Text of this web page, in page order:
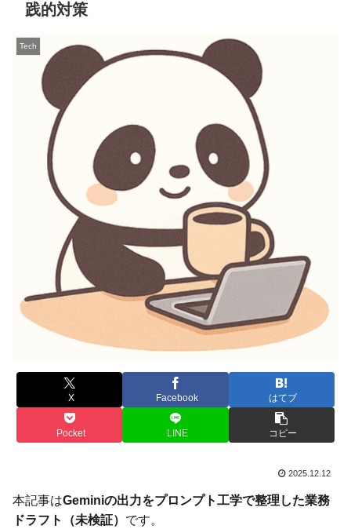
践的対策
Tech
X Facebook はてブ
Pocket LINE コピー
2025.12.12
本記事はGeminiの出力をプロンプト工学で整理した業務
ドラフト（未検証） です。